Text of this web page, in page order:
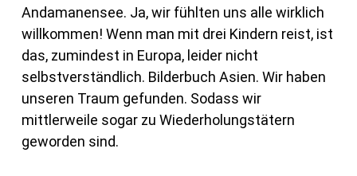
Andamanensee. Ja, wir fühlten uns alle wirklich
willkommen! Wenn man mit drei Kindern reist, ist
das, zumindest in Europa, leider nicht
selbstverständlich. Bilderbuch Asien. Wir haben
unseren Traum gefunden. Sodass wir
mittlerweile sogar zu Wiederholungstätern
geworden sind.